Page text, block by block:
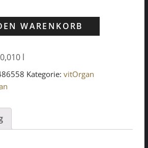
WARENKORB
l
Kategorie: vitOrgan